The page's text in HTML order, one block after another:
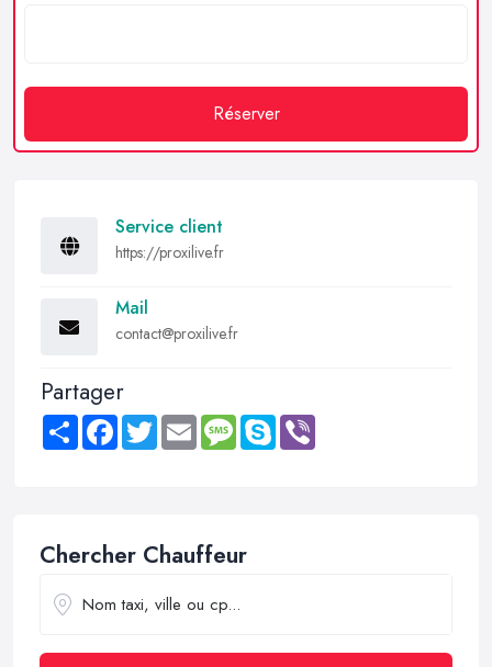
Réserver
Service client
https://proxilive.fr
Mail
contact@proxilive.fr
Partager
Share FacebookTwitter Email MessageSkype
Chercher Chauffeur